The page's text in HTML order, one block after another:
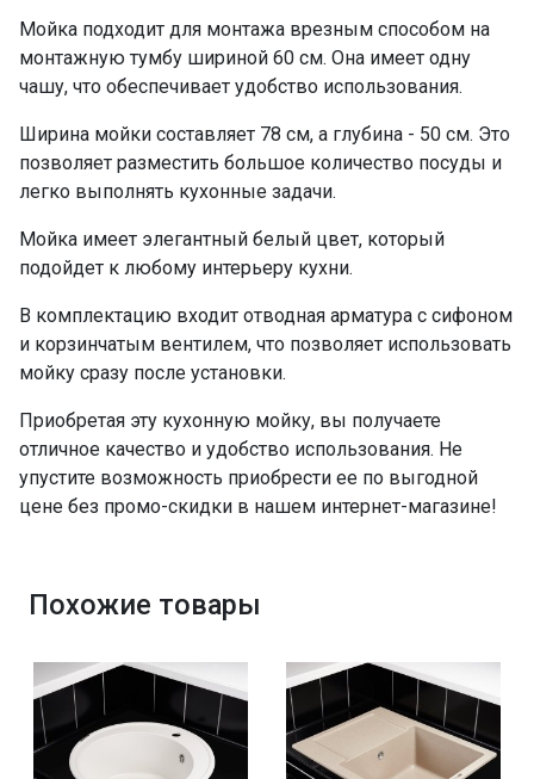
Мойка подходит для монтажа врезным способом на
монтажную тумбу шириной 60 см. Она имеет одну
чашу, что обеспечивает удобство использования.
Ширина мойки составляет 78 см, а глубина - 50 см. Это
позволяет разместить большое количество посуды и
легко выполнять кухонные задачи.
Мойка имеет элегантный белый цвет, который
подойдет к любому интерьеру кухни.
В комплектацию входит отводная арматура с сифоном
и корзинчатым вентилем, что позволяет использовать
мойку сразу после установки.
Приобретая эту кухонную мойку, вы получаете
отличное качество и удобство использования. Не
упустите возможность приобрести ее по выгодной
цене без промо-скидки в нашем интернет-магазине!
Похожие товары